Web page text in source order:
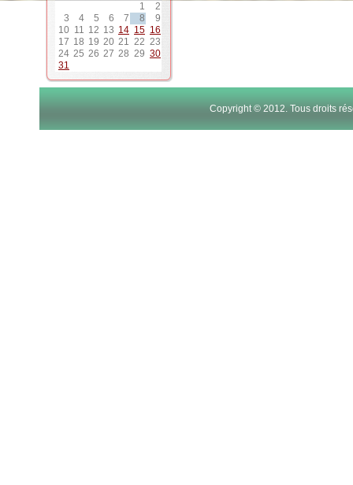
1
2
3
4 5 6 7 8
9
10 11 12 13 14 15 16
17 18 19 20 21 22 23
24 25 26 27 28 29 30
31
Copyright © 2012. Tous droits